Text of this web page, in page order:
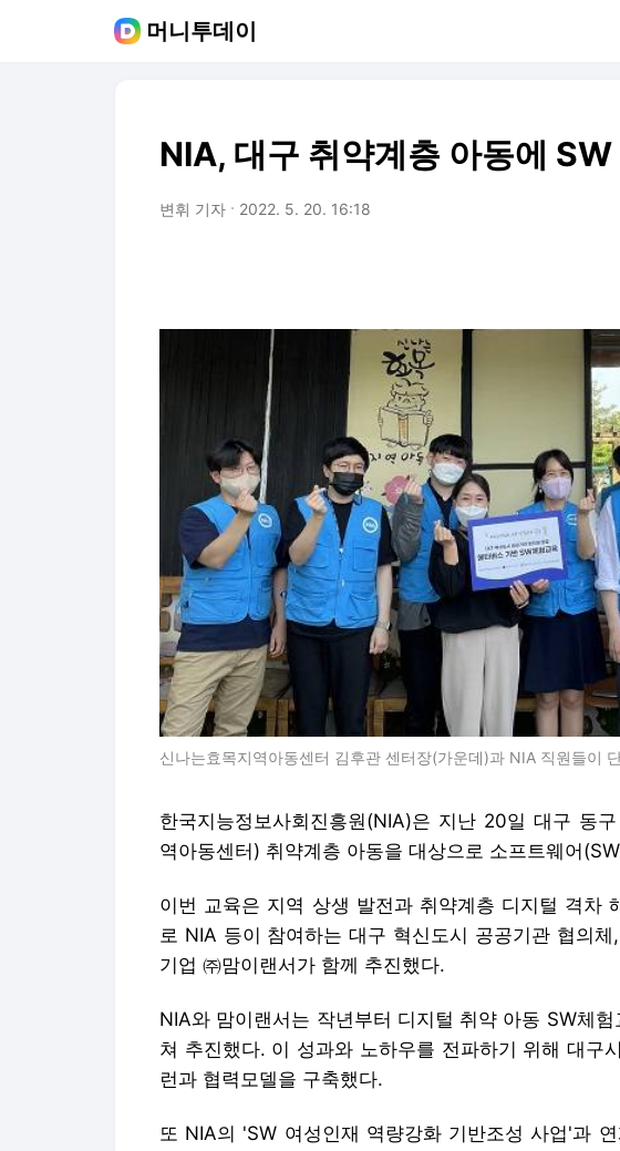
머니투데이
NIA, 대구 취약계층 아동에
변휘 기자 2022. 5. 20. 16:18
신나는효목지역아동센터 김후관 센터장(가운데)과 NIA 직원들이
한국지능정보사회진흥원(NIA)은 지난 20일 대구 동구
역아동센터) 취약계층 아동을 대상으로 소프트웨어
이번 교육은 지역 상생 발전과 취약계층 디지털 격차
로 NIA 등이 참여하는 대구 혁신도시 공공기관 협의
기업 ㈜맘이랜서가 함께 추진했다.
NIA와 맘이랜서는 작년부터 디지털 취약 아동 SW체
쳐 추진했다. 이 성과와 노하우를 전파하기 위해 대구
런과 협력모델을 구축했다.
또 NIA의 'SW 여성인재 역량강화 기반조성 사업'과